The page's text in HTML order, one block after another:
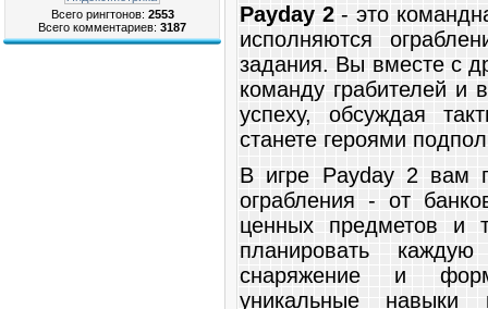
Всего рингтонов: 2553
Всего комментариев: 3187
Payday 2- это
исполняются
задания. Вы вместе с
команду грабителей и
успеху, обсуждая
станете героями
В игре Payday 2 вам
ограбления - от
ценных предметов и
планировать
снаряжение и
уникальные